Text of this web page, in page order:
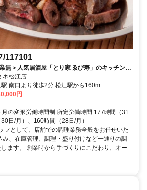
/117101
無＞人気居酒屋「とり家 ゑび寿」のキッチンス
ネ松江店
アクセス: JR線 松江駅 南口より徒歩2分 松江駅から160m
円
の変形労働時間制 所定労働時間 177時間（31
日/月）、160時間（28日/月）
フとして、店舗での調理業務全般をお任せいた
み、在庫管理、調理・盛り付けなど一通りの調
ます。 創業時から手づくりにこだわり、オー